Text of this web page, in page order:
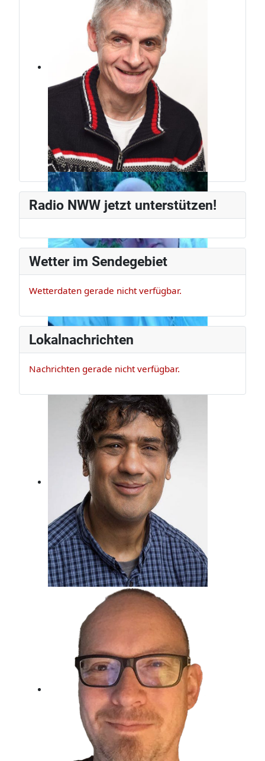
Jürg Weber
Radiomann, schon seit den frühen
80ern.
Er ist Musikexperte und Bassist, der
darf das!
Kindertraum erfüllt, Beim Radio
gelandet.
Radio NWW jetzt unterstützen!
Wetter im Sendegebiet
Wetterdaten gerade nicht verfügbar.
Lokalnachrichten
Nachrichten gerade nicht verfügbar.